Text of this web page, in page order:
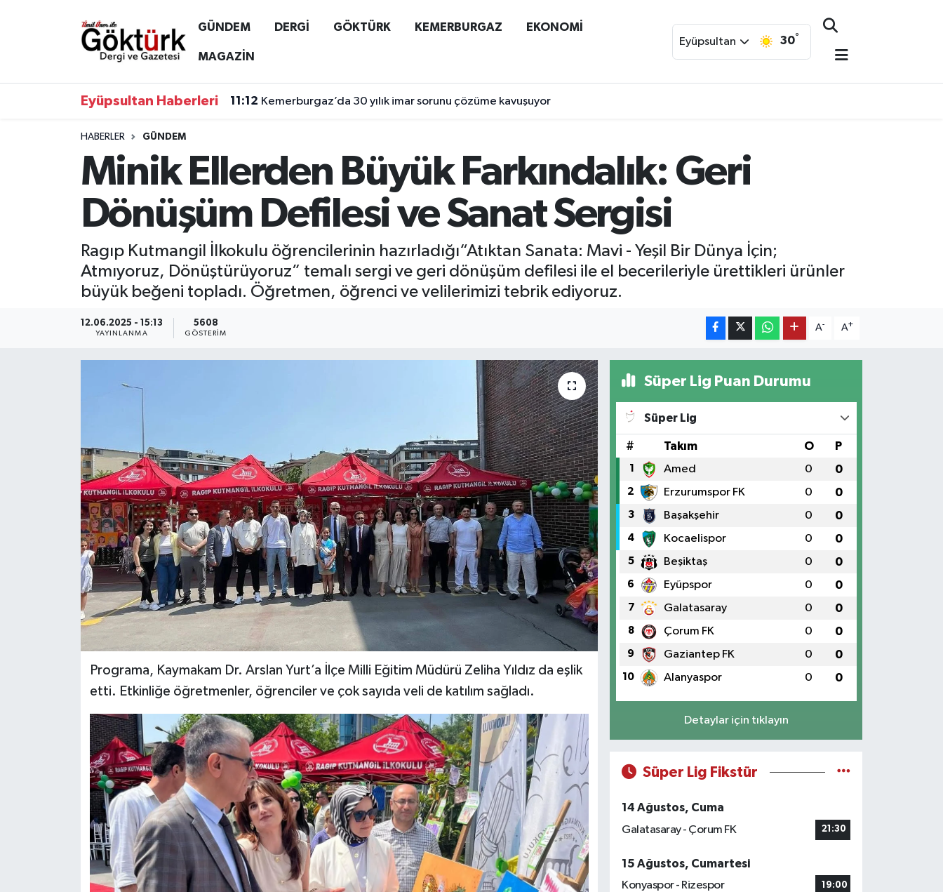
GÜNDEM DERGİ GÖKTÜRK KEMERBURGAZ EKONOMİ
MAGAZİN
Eyüpsultan 30°
Eyüpsultan Haberleri 11:12 Kemerburgaz’da 30 yılık imar sorunu çözüme kavuşuyor
HABERLER GÜNDEM
Minik Ellerden Büyük Farkındalık: Geri
Dönüşüm Defilesi ve Sanat Sergisi
Ragıp Kutmangil İlkokulu öğrencilerinin hazırladığı“Atıktan Sanata: Mavi - Yeşil Bir Dünya İçin;
Atmıyoruz, Dönüştürüyoruz” temalı sergi ve geri dönüşüm defilesi ile el becerileriyle ürettikleri ürünler
büyük beğeni topladı. Öğretmen, öğrenci ve velilerimizi tebrik ediyoruz.
12.06.2025 - 15:13
YAYINLANMA
5608
GÖSTERIM
A- A+
Programa, Kaymakam Dr. Arslan Yurt’a İlçe Milli Eğitim Müdürü Zeliha Yıldız da eşlik
etti. Etkinliğe öğretmenler, öğrenciler ve çok sayıda veli de katılım sağladı.
Süper Lig Puan Durumu
Süper Lig
# Takım O P
1 Amed 0 0
2 Erzurumspor FK 0 0
3 Başakşehir 0 0
4 Kocaelispor 0 0
5 Beşiktaş 0 0
6 Eyüpspor 0 0
7 Galatasaray 0 0
8 Çorum FK 0 0
9 Gaziantep FK 0 0
10 Alanyaspor 0 0
Detaylar için tıklayın
Süper Lig Fikstür
14 Ağustos, Cuma
Galatasaray - Çorum FK
21:30
15 Ağustos, Cumartesi
Konyaspor - Rizespor
19:00
Anne Çocuk
GÖKTÜRK
KEMERBURGAZ
ÖZEL HABER
SAĞLIK
TEKNOLOJİ
TİCARET
Eyüpsultan Hava Durumu
Tüm Manşetler
Son Dakika Haberleri